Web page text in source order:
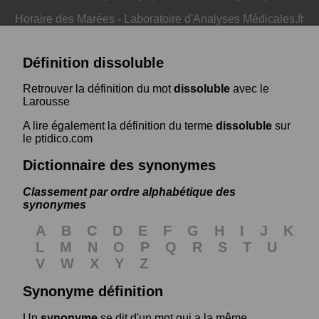
Horaire des Marées - Laboratoire d'Analyses Médicales.fr
Définition dissoluble
Retrouver la définition du motdissoluble avec le
Larousse
A lire également la définition du terme dissoluble sur
le ptidico.com
Dictionnaire des synonymes
Classement par ordre alphabétique des
synonymes
A B C D E F G H I J
K
L
M N O P Q R S T
U
V
W X Y
Z
Synonyme définition